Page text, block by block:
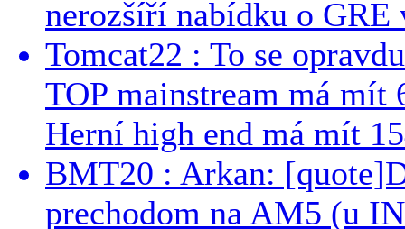
nerozšíří nabídku o GRE
Tomcat22 : To se
TOP mainstream má
Herní high end má mít
BMT20 : Arkan:
prechodom na AM5 (u